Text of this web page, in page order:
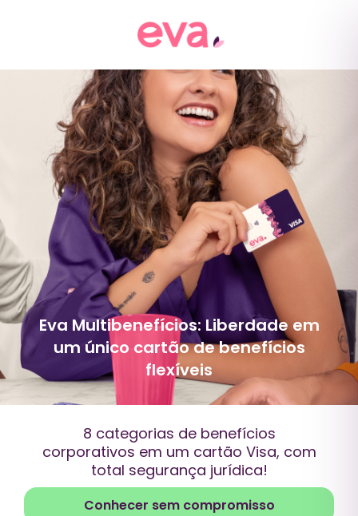
Eva Multibenefícios: Liberdade em
um único cartão de benefícios
flexíveis
8 categorias de benefícios
corporativos em um cartão Visa, com
total segurança jurídica!
Conhecer sem compromisso